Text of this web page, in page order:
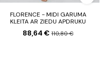
FLORENCE - MIDI GARUMA
KLEITA AR ZIEDU APDRUKU
88,64 € 110,80 €